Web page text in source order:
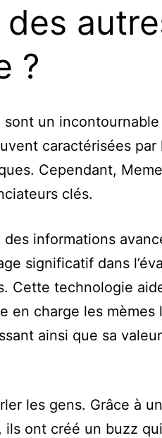
?
sont un
caractérisées par
Cependant,
clés.
informations
significatif dans
Cette technologie
en charge les mèmes
ainsi que sa
les gens. Grâce à
ils ont créé un buzz